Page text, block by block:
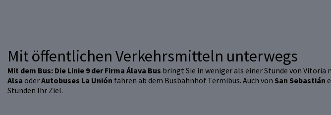
Mit öffentlichen Verkehrsmitteln unterwegs
Mit dem Bus: Die Linie 9 der Firma Álava Bus bringt Sie in weniger als einer Stunde von Vitoria
Alsa oderAutobuses La Unión fahren ab dem Busbahnhof Termibus. Auch von San Sebastián
Stunden Ihr Ziel.